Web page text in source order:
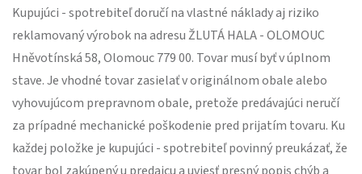
Kupujúci - spotrebiteľ doručí na vlastné náklady aj riziko
reklamovaný výrobok na adresu ŽLUTÁ HALA - OLOMOUC
Hněvotínská 58, Olomouc 779 00. Tovar musí byť v úplnom
stave. Je vhodné tovar zasielať v originálnom obale alebo
vyhovujúcom prepravnom obale, pretože predávajúci neručí
za prípadné mechanické poškodenie pred prijatím tovaru. Ku
každej položke je kupujúci - spotrebiteľ povinný preukázať, že